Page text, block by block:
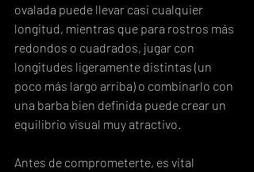
ovalada puede llevar casi cualquier
longitud, mientras que para rostros más
redondos o cuadrados, jugar con
longitudes ligeramente distintas (un
poco más largo arriba) o combinarlo con
una barba bien definida puede crear un
equilibrio visual muy atractivo.
Antes de comprometerte, es vital